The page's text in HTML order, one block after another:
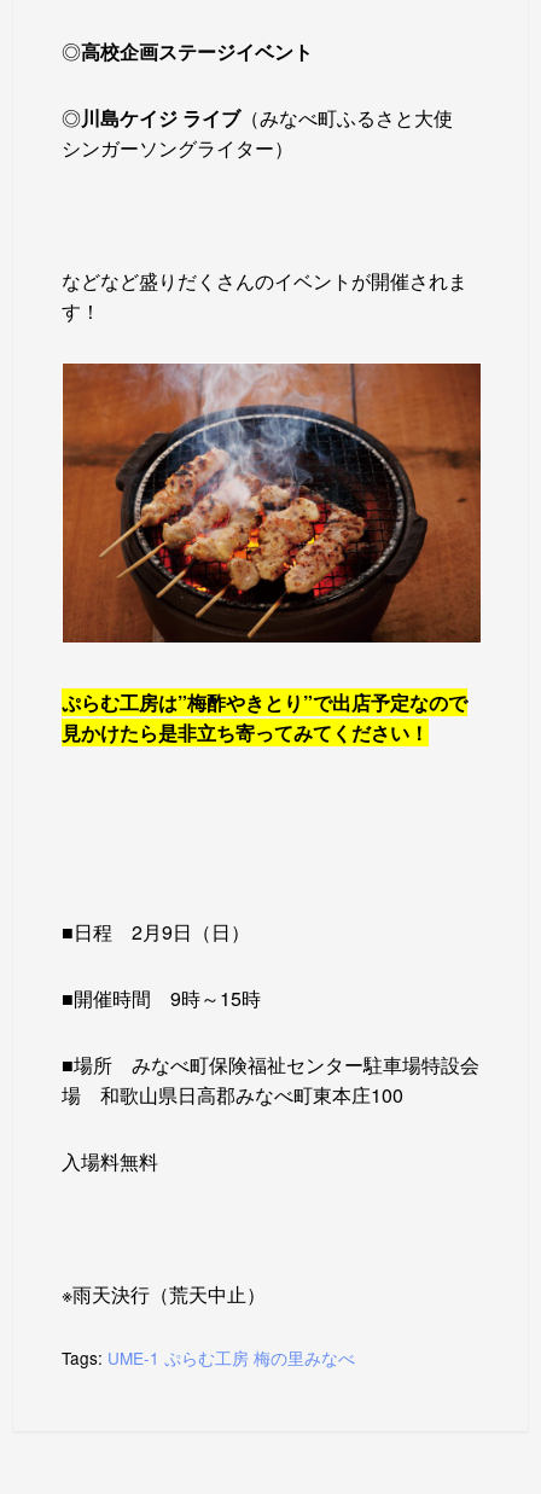
◎高校企画ステージイベント
◎川島ケイジ ライブ（みなべ町ふるさと大使
シンガーソングライター）
などなど盛りだくさんのイベントが開催されま
す！
ぷらむ工房は”梅酢やきとり”で出店予定なので
見かけたら是非立ち寄ってみてください！
■日程 2月9日（日）
■開催時間 9時～15時
■場所 みなべ町保険福祉センター駐車場特設会
場 和歌山県日高郡みなべ町東本庄100
入場料無料
※雨天決行（荒天中止）
Tags: UME-1 ぷらむ工房 梅の里みなべ